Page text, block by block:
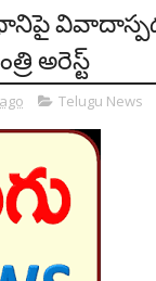
అరెస్ట్
Telugu News